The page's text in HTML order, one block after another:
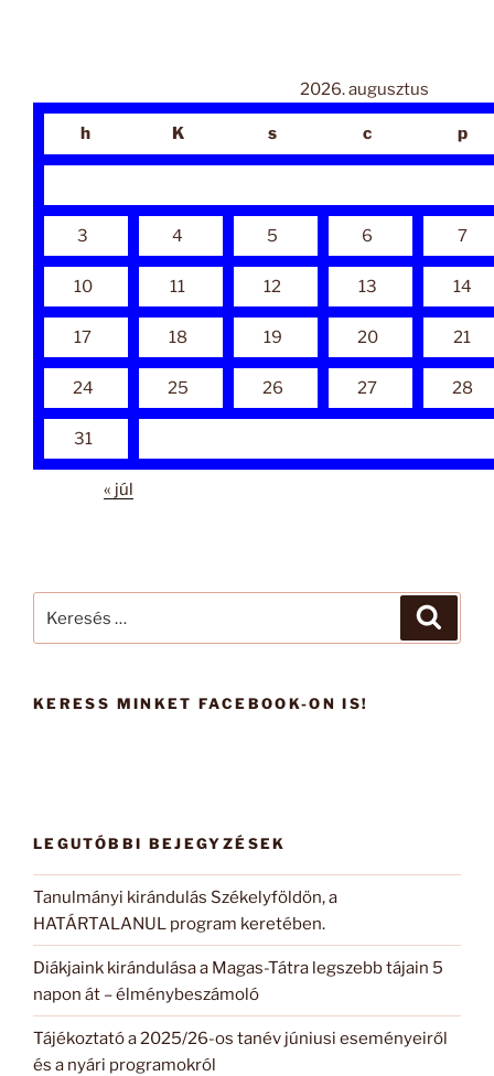
2026. augusztus
h K s c p
3 4 5 6 7
10 11 12 13 14
17 18 19 20 21
24 25 26 27 28
31
« júl
KERESS MINKET FACEBOOK-ON IS!
LEGUTÓBBI BEJEGYZÉSEK
Tanulmányi kirándulás Székelyföldön, a
HATÁRTALANUL program keretében.
Diákjaink kirándulása a Magas-Tátra legszebb tájain 5
napon át – élménybeszámoló
Tájékoztató a 2025/26-os tanév júniusi eseményeiről
és a nyári programokról